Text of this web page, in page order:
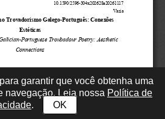
garantir que você obtenha uma
navegação. Leia nossa Política de
. OK